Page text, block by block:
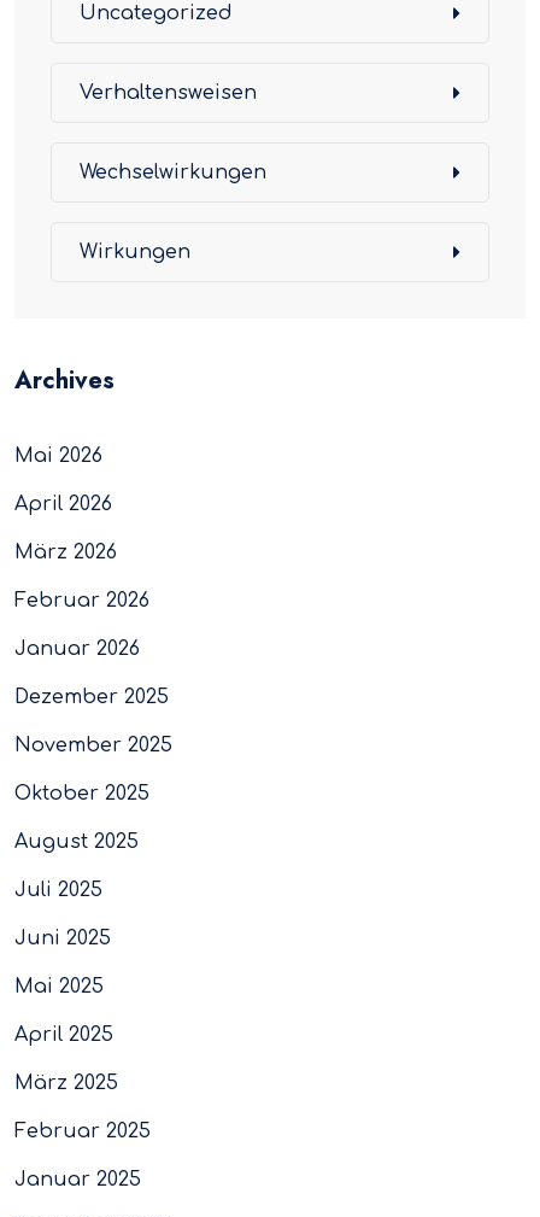
Uncategorized
Verhaltensweisen
Wechselwirkungen
Wirkungen
Archives
Mai 2026
April 2026
März 2026
Februar 2026
Januar 2026
Dezember 2025
November 2025
Oktober 2025
August 2025
Juli 2025
Juni 2025
Mai 2025
April 2025
März 2025
Februar 2025
Januar 2025